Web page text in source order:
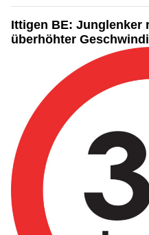
Ittigen BE: Junglenker
überhöhter